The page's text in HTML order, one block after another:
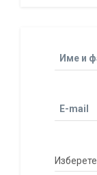
Име и
E-mail